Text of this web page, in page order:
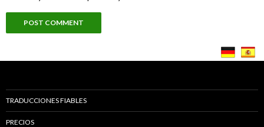
TRADUCCIONES FIABLES
PRECIOS